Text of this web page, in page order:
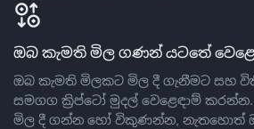
ඔබ කැමති මිල ගණන් යටතේ
ඔබ කැමති මිලකට මිල දී ගැනීමට සහ
සමගග ක්‍රිප්ටෝ මුදල් වෙළෙඳාම්
මිල දී ගන්න හෝ විකුණන්න, නැතහොත්